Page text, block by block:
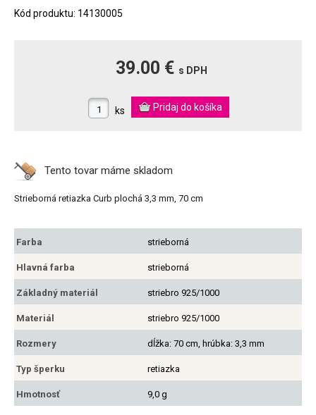
Kód produktu: 14130005
39.00 € s DPH
ks
Tento tovar máme skladom
Strieborná retiazka Curb plochá 3,3 mm, 70 cm
Farba strieborná
Hlavná farba strieborná
Základný materiál striebro 925/1000
Materiál striebro 925/1000
Rozmery dĺžka: 70 cm, hrúbka: 3,3 mm
Typ šperku retiazka
Hmotnosť 9,0 g